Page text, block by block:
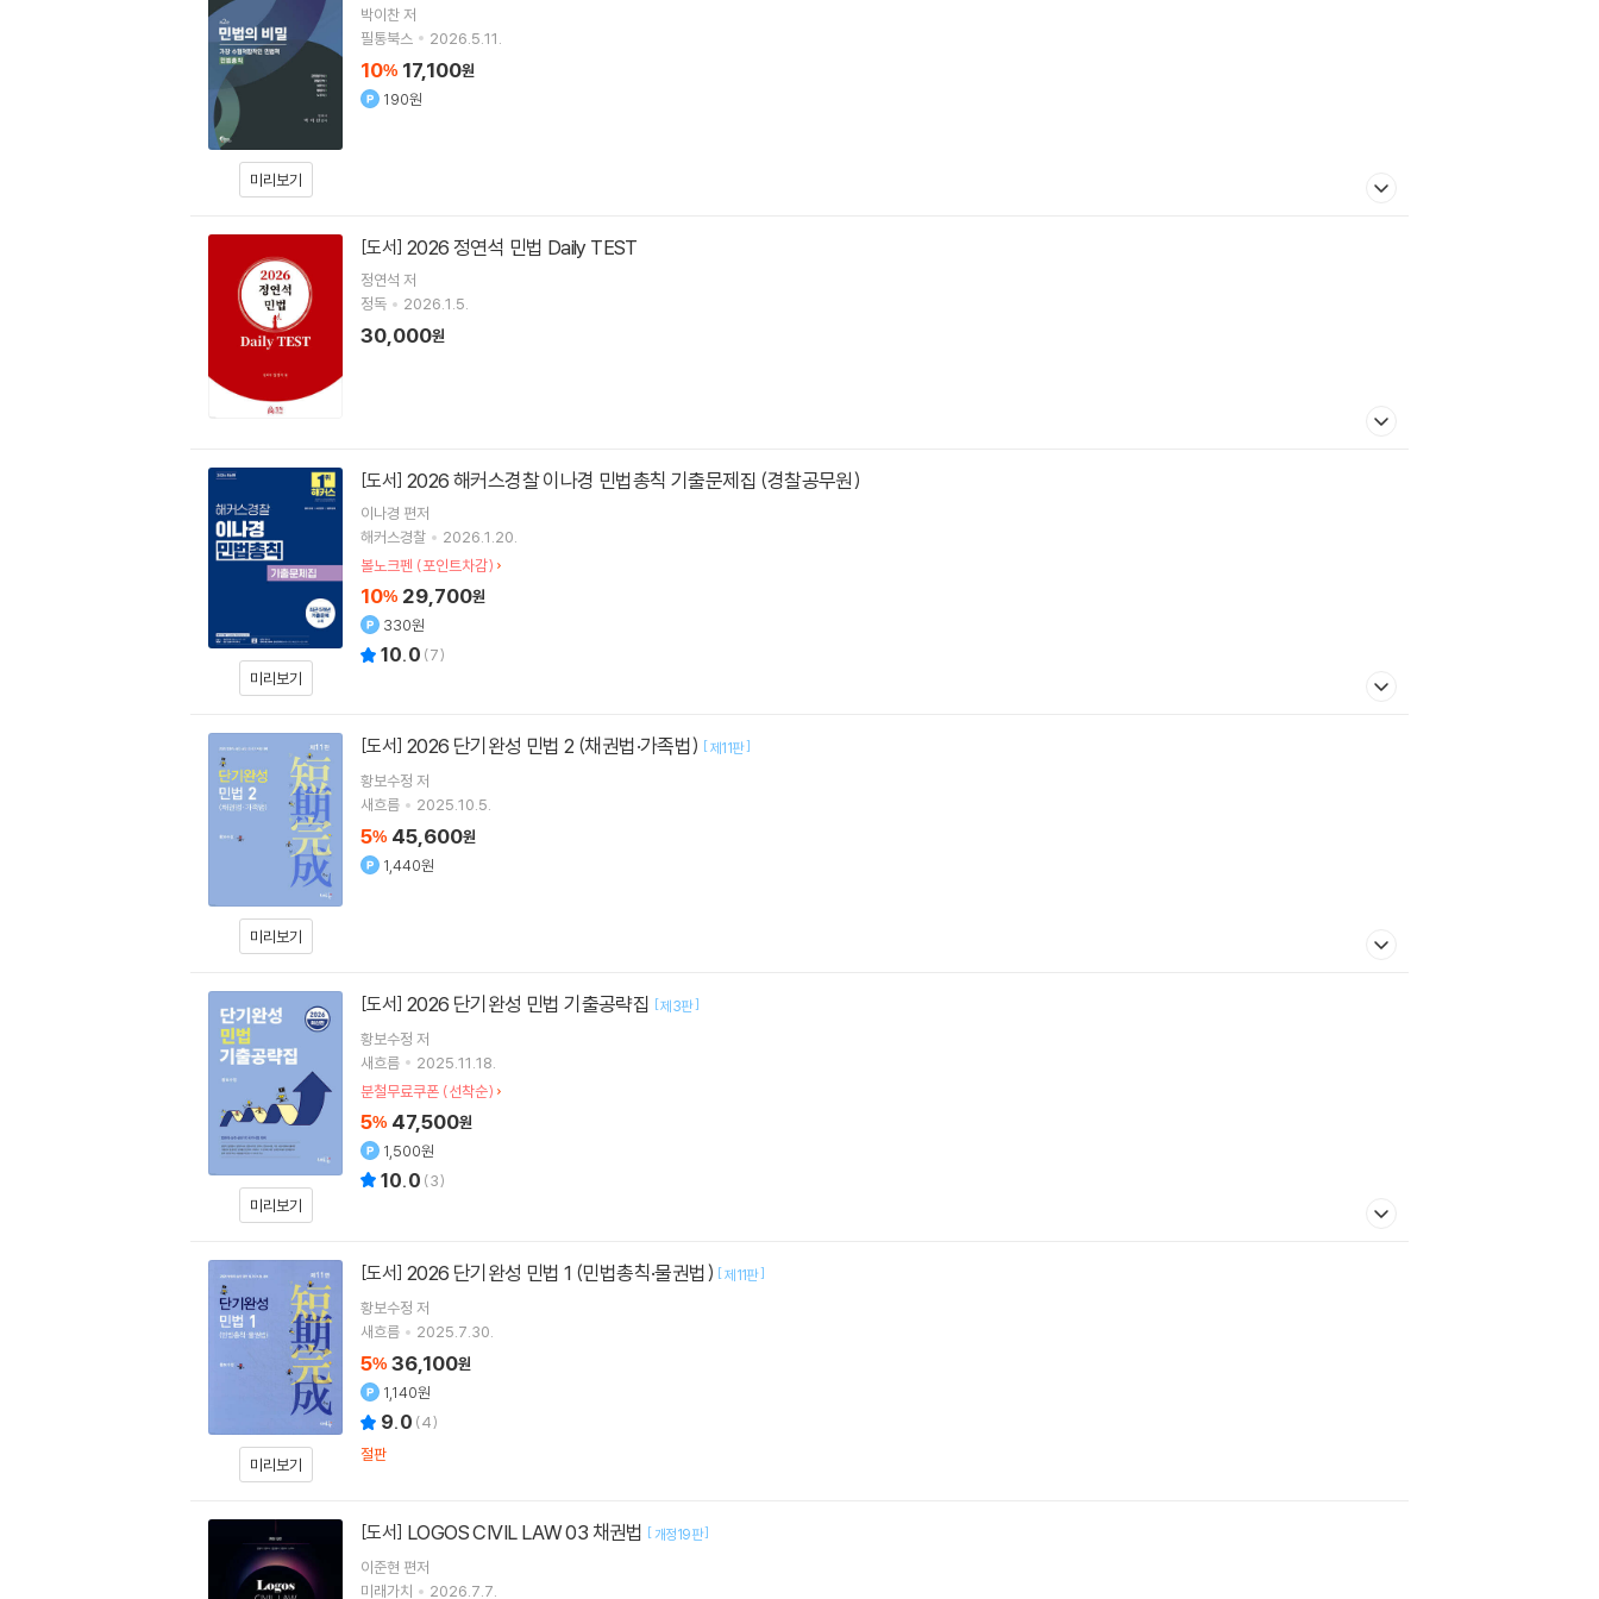
미리보기
박이찬저
필통북스
2026.5.11.
10% 17,100원
190원
[도서] 2026 정연석 민법 Daily TEST
정연석 저
정독
2026.1.5.
30,000원
미리보기
[도서] 2026 해커스경찰 이나경 민법총칙 기출문제집 (경찰공무원)
이나경 편저
해커스경찰
2026.1.20.
볼노크펜 (포인트차감)
10% 29,700원
330원
10.0 (7)
미리보기
[도서] 2026 단기완성 민법 2 (채권법·가족법) [제11판]
황보수정 저
새흐름
2025.10.5.
5% 45,600원
1,440원
미리보기
[도서] 2026 단기완성 민법 기출공략집 [제3판]
황보수정 저
새흐름
2025.11.18.
분철무료쿠폰 (선착순)
5% 47,500원
1,500원
10.0 (3)
미리보기
[도서] 2026 단기완성 민법 1 (민법총칙·물권법) [제11판]
황보수정 저
새흐름
2025.7.30.
5% 36,100원
1,140원
9.0 (4)
절판
[도서] LOGOS CIVIL LAW 03 채권법 [개정19판]
이준현 편저
미래가치
2026.7.7.